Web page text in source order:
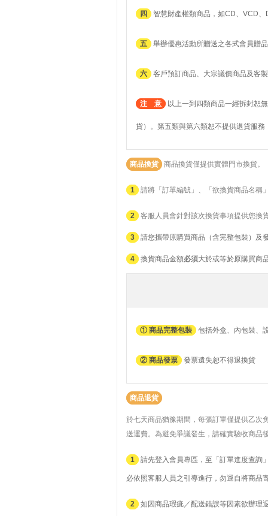
四 智慧財產權類商品，如CD、VCD
五 舉辦優惠活動所贈送之各式會員贈品
六 客戶預訂商品、大宗議價商品及客
注 意 以上一到四類商品一經拆封恕
貨）。第五類與第六類恕不提供退貨服
商品換貨 商品換貨僅提供實體門市換貨。
1 請將「訂單編號」、「欲換貨商品名稱
2 客服人員會針對該次換貨事項提供您換
3 請您攜帶原購買商品（含完整包裝）及
4 換貨商品金額必須大於或等於原購買商
① 商品完整包裝 包括外盒、內包裝、
② 商品發票 發票遺失恕不得退換貨
商品退貨
於七天商品猶豫期間，每張訂單僅提供乙次
送運費。 為避免爭議發生，請確實驗收商品
1 請先登入會員專區，至「訂單進度查詢
必依照客服人員之引導進行，勿逕自將商品
2 如因商品瑕疵／配送錯誤等因素欲辦理